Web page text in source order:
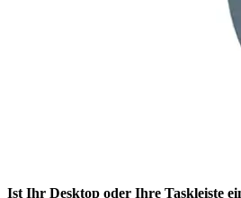
Ist Ihr Desktop oder Ihre Taskleiste